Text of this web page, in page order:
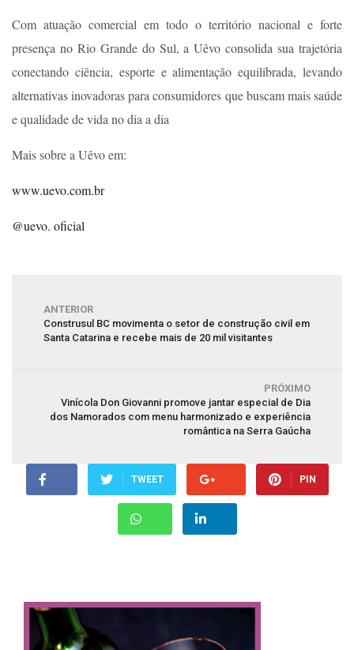
Com atuação comercial em todo o território nacional e forte
presença no Rio Grande do Sul, a Uêvo consolida sua trajetória
conectando ciência, esporte e alimentação equilibrada, levando
alternativas inovadoras para consumidores que buscam mais saúde
e qualidade de vida no dia a dia
Mais sobre a Uêvo em:
www.uevo.com.br
@uevo. oficial
ANTERIOR
Construsul BC movimenta o setor de construção civil em
Santa Catarina e recebe mais de 20 mil visitantes
PRÓXIMO
Vinícola Don Giovanni promove jantar especial de Dia
dos Namorados com menu harmonizado e experiência
romântica na Serra Gaúcha
TWEET PIN